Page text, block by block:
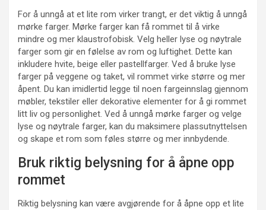
For å unngå at et lite rom virker trangt, er det viktig å unngå
mørke farger. Mørke farger kan få rommet til å virke
mindre og mer klaustrofobisk. Velg heller lyse og nøytrale
farger som gir en følelse av rom og luftighet. Dette kan
inkludere hvite, beige eller pastellfarger. Ved å bruke lyse
farger på veggene og taket, vil rommet virke større og mer
åpent. Du kan imidlertid legge til noen fargeinnslag gjennom
møbler, tekstiler eller dekorative elementer for å gi rommet
litt liv og personlighet. Ved å unngå mørke farger og velge
lyse og nøytrale farger, kan du maksimere plassutnyttelsen
og skape et rom som føles større og mer innbydende.
Bruk riktig belysning for å åpne opp
rommet
Riktig belysning kan være avgjørende for å åpne opp et lite